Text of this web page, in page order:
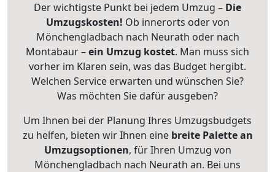
Der wichtigste Punkt bei jedem Umzug – Die
Umzugskosten! Ob innerorts oder von
Mönchengladbach nach Neurath oder nach
Montabaur –ein Umzug kostet. Man muss sich
vorher im Klaren sein, was das Budget hergibt.
Welchen Service erwarten und wünschen Sie?
Was möchten Sie dafür ausgeben?
Um Ihnen bei der Planung Ihres Umzugsbudgets
zu helfen, bieten wir Ihnen eine breite Palette an
Umzugsoptionen, für Ihren Umzug von
Mönchengladbach nach Neurath an. Bei uns